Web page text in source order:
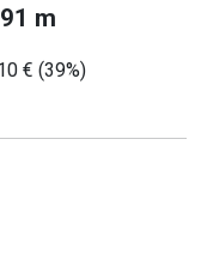
m
€ (39%)